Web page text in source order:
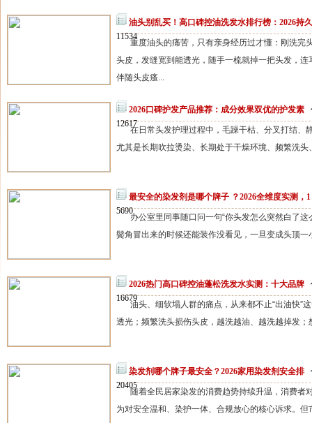
油头别乱买！高口碑控油洗发水排行榜：2026持久
11534
重度油头的痛苦，只有亲身经历过才懂：刚洗完
头皮，发缝宽到能透光，随手一梳就掉一把头发，
伴随头皮瘙...
2026口碑护发产品推荐：成分效果双优的护发素
12617
在日常头发护理过程中，毛躁干枯、分叉打结、
尤其是长期吹拉烫染、长期处于干燥环境、频繁洗
最安全的染发剂是哪个牌子 ？2026全维度实测，1
5690
办公室里同事随口问一句“你头发怎么突然白了
鬓角冒出来的时候还能装作没看见，一旦变成头顶一
2026热门高口碑控油蓬松洗发水实测：十大品牌
16679
油头、细软塌人群的痛点，从来都不止“出油快
透光；频繁洗头损伤头皮，越洗越油、越洗越掉发；
染发剂哪个牌子最安全？2026家用染发剂安全排
20405
随着全民居家染发的消费趋势持续升温，消费者
为对安全温和、染护一体、合规放心的核心诉求。